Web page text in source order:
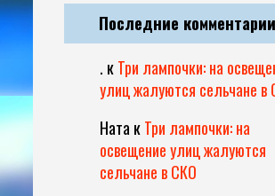
Последние комментарии
. кТри лампочки: на
улиц жалуются сельчане в
Ната кТри лампочки: на
освещение улиц жалуются
сельчане в СКО